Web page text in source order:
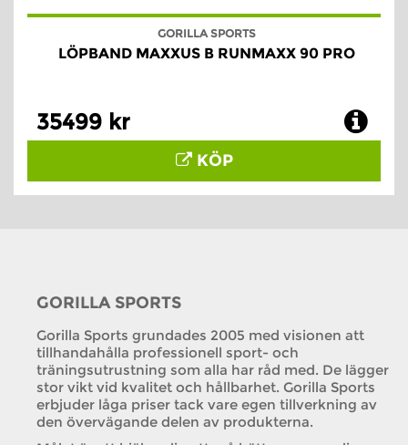
GORILLA SPORTS
LÖPBAND MAXXUS B RUNMAXX 90 PRO
35499 kr
KÖP
GORILLA SPORTS
Gorilla Sports grundades 2005 med visionen att
tillhandahålla professionell sport- och
träningsutrustning som alla har råd med. De lägger
stor vikt vid kvalitet och hållbarhet. Gorilla Sports
erbjuder låga priser tack vare egen tillverkning av
den övervägande delen av produkterna.